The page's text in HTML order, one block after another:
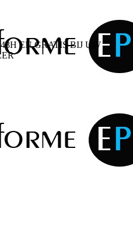
EN GRATIS BIJ UW